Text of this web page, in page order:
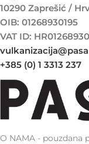
10290 Zaprešić /
OIB: 01268930195
VAT ID:
+385 (0) 1 3313 237
O NAMA - pouzdana